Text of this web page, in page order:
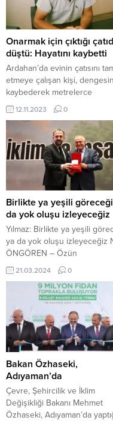
Onarmak için çıktığı
düştü: Hayatını kaybetti
Ardahan’da evinin çatısını
etmeye çalışan kişi,
kaybederek metrelerce
yükseklikten düştü. Sağlık
ekiplerince hastaneye
kişi, tüm müdahalelere
kurtarılamadı. 12 Kasım 2023,
10:04 yayınlandı Onarmak için
çıktığı çatıdan düştü: Hayatını
kaybetti Özkan KARAKAYA /
ARDAHAN – BHA Ardahan
merkeze bağlı Çamlıcatak
köyünde yaşayan Erkan Bilgili
isimli vatandaş...
12.11.2023 0
Birlikte ya yeşili
da yok oluşu izleyeceğiz
Yılmaz: Birlikte ya yeşili
ya da yok oluşu izleyeceğiz
ÖNGÖREN – Özün
YENİAY/ANKARA-BHA Ankara
Ticaret Odası’nda (ATO) İklim
İnsan Zirvesi Programı
düzenlendi. İklim ve İnsan
Programına Katılan Ankara
Konseyi Başkanı (AKK),
Ticaret Odası Başkan (ATO)
Yardımcısı Halil İbrahim
İklim Elçisi Ödülünü aldı.
Deneyimin...
21.03.2024 0
Bakan Özhaseki,
Adıyaman’da
Çevre, Şehircilik ve İklim
Değişikliği Bakanı Mehmet
Özhaseki, Adıyaman’da